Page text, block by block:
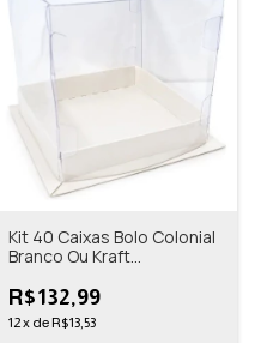
Kit 40 Caixas Bolo Colonial
Branco Ou Kraft
R$132,99
12x de R$13,53